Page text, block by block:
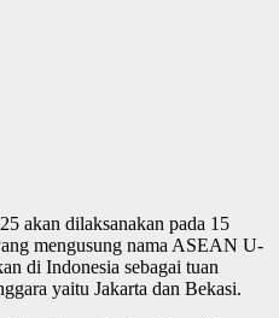
akan dilaksanakan pada 15
mengusung nama ASEAN U-
di Indonesia sebagai tuan
yaitu Jakarta dan Bekasi.